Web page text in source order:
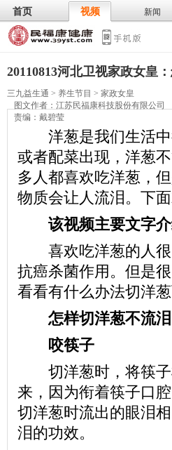
首页 视频 新闻
武术 气功 膳食
20110813河北卫视家政女皇
三九益生通 > 养生节目 > 家政女皇
图文作者： 江苏民福康科技股份有限公司
责编：戴碧莹
洋葱是我们生活中
或者配菜出现，洋葱
多人都喜欢吃洋葱，
物质会让人流泪。下
该视频主要文字介
喜欢吃洋葱的人很
抗癌杀菌作用。但是
看看有什么办法切洋葱
怎样切洋葱不流泪
咬筷子
切洋葱时，将筷子
来，因为衔着筷子口
切洋葱时流出的眼泪
泪的功效。